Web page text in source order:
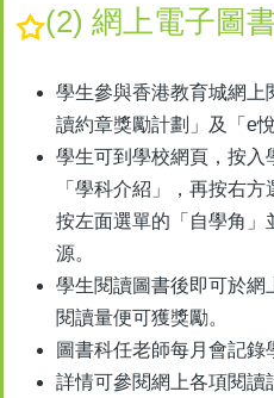
(2) 網上電子圖
學生參與香港教育城網上
讀約章獎勵計劃」及「e
學生可到學校網頁，按入
「學科介紹」，再按右
按左面選單的「自學角」
源。
學生閱讀圖書後即可於網
閱讀量便可獲獎勵。
圖書科任老師每月會記錄
詳情可參閱網上各項閱讀